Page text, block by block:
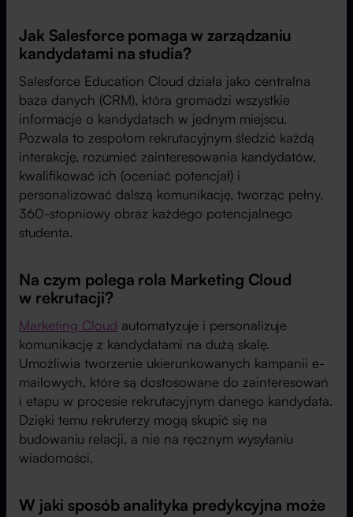
Jak Salesforce pomaga w zarządzaniu
kandydatami na studia?
Salesforce Education Cloud działa jako centralna
baza danych (CRM), która gromadzi wszystkie
informacje o kandydatach w jednym miejscu.
Pozwala to zespołom rekrutacyjnym śledzić każdą
interakcję, rozumieć zainteresowania kandydatów,
kwalifikować ich (oceniać potencjał) i
personalizować dalszą komunikację, tworząc pełny,
360-stopniowy obraz każdego potencjalnego
studenta.
Na czym polega rola Marketing Cloud
w rekrutacji?
Marketing Cloud automatyzuje i personalizuje
komunikację z kandydatami na dużą skalę.
Umożliwia tworzenie ukierunkowanych kampanii e-
mailowych, które są dostosowane do zainteresowań
i etapu w procesie rekrutacyjnym danego kandydata.
Dzięki temu rekruterzy mogą skupić się na
budowaniu relacji, a nie na ręcznym wysyłaniu
wiadomości.
W jaki sposób analityka predykcyjna może